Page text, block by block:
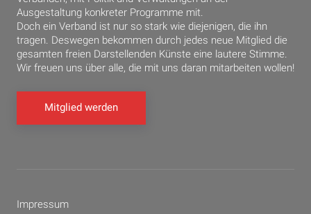
Ausgestaltung konkreter Programme mit.
Doch ein Verband ist nur so stark wie diejenigen, die ihn
tragen. Deswegen bekommen durch jedes neue Mitglied die
gesamten freien Darstellenden Künste eine lautere Stimme.
Wir freuen uns über alle, die mit uns daran mitarbeiten wollen!
Mitglied werden
Impressum